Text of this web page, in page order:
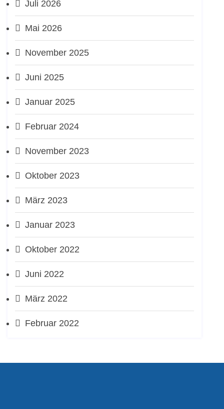
Juli 2026
Mai 2026
November 2025
Juni 2025
Januar 2025
Februar 2024
November 2023
Oktober 2023
März 2023
Januar 2023
Oktober 2022
Juni 2022
März 2022
Februar 2022